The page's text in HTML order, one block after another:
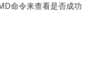
命令来查看是否成功